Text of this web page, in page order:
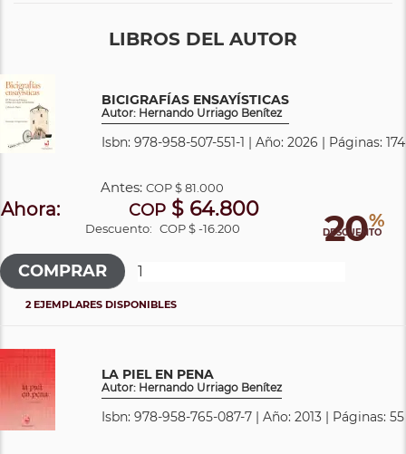
LIBROS DEL AUTOR
BICIGRAFÍAS ENSAYÍSTICAS
Autor: Hernando Urriago Benítez
Isbn: 978-958-507-551-1 | Año: 2026 | Páginas: 174
20%
DESCUENTO
Antes:COP$ 81.000
Ahora: COP $ 64.800
Descuento: COP $ -16.200
2 EJEMPLARES DISPONIBLES
LA PIEL EN PENA
Autor: Hernando Urriago Benítez
Isbn: 978-958-765-087-7 | Año: 2013 | Páginas: 55